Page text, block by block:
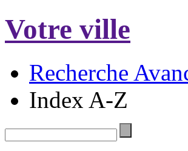
Votre ville
Recherche
Index A-Z